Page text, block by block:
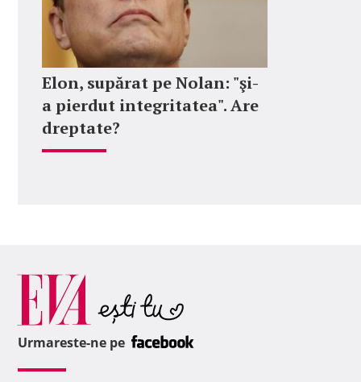
Elon, supărat pe Nolan: "şi-
a pierdut integritatea". Are
dreptate?
Urmareste-ne pe